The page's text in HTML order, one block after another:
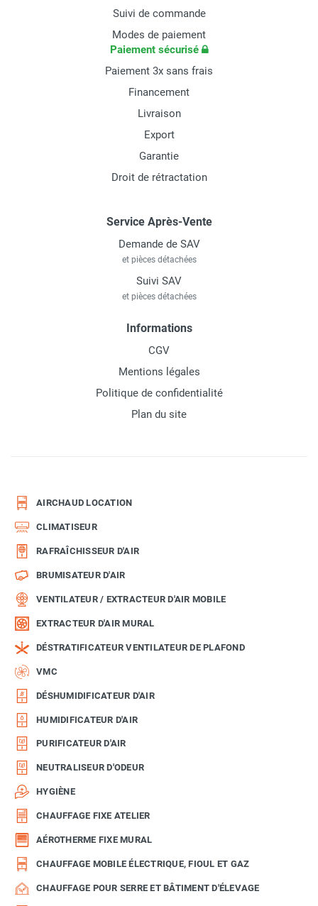
Suivi de commande
Modes de paiement
Paiement sécurisé
Paiement 3x sans frais
Financement
Livraison
Export
Garantie
Droit de rétractation
Service Après-Vente
Demande de SAV
et pièces détachées
Suivi SAV
et pièces détachées
Informations
CGV
Mentions légales
Politique de confidentialité
Plan du site
AIRCHAUD LOCATION
CLIMATISEUR
RAFRAÎCHISSEUR D'AIR
BRUMISATEUR D'AIR
VENTILATEUR / EXTRACTEUR D'AIR MOBILE
EXTRACTEUR D'AIR MURAL
DÉSTRATIFICATEUR VENTILATEUR DE PLAFOND
VMC
DÉSHUMIDIFICATEUR D'AIR
HUMIDIFICATEUR D'AIR
PURIFICATEUR D'AIR
NEUTRALISEUR D'ODEUR
HYGIÈNE
CHAUFFAGE FIXE ATELIER
AÉROTHERME FIXE MURAL
CHAUFFAGE MOBILE ÉLECTRIQUE, FIOUL ET GAZ
CHAUFFAGE POUR SERRE ET BÂTIMENT D'ÉLEVAGE